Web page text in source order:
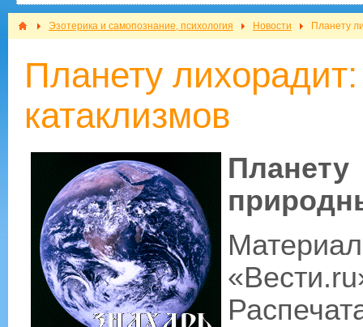
Эзотерика и самопознание, психология Новости Планету
Планету
катаклизмов